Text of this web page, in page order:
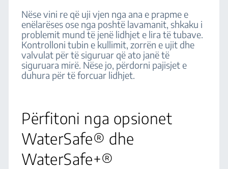
Nëse vini re që uji vjen nga ana e prapme e
enëlarëses ose nga poshtë lavamanit, shkaku i
problemit mund të jenë lidhjet e lira të tubave.
Kontrolloni tubin e kullimit, zorrën e ujit dhe
valvulat për të siguruar që ato janë të
siguruara mirë. Nëse jo, përdorni pajisjet e
duhura për të forcuar lidhjet.
Përfitoni nga opsionet
WaterSafe® dhe
WaterSafe+®